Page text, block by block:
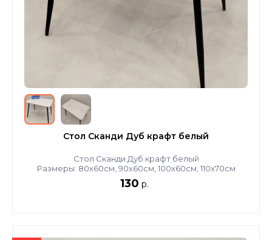
Стол Сканди Дуб крафт белый
Стол Сканди Дуб крафт белый
Размеры: 80х60см, 90х60см, 100х60см, 110х70см
130 р.